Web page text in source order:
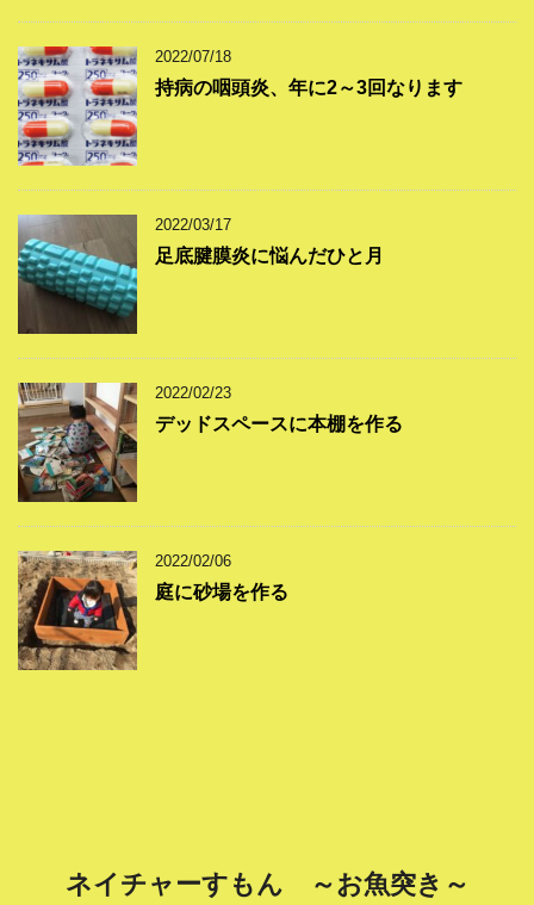
2022/07/18
持病の咽頭炎、年に2～3回なります
2022/03/17
足底腱膜炎に悩んだひと月
2022/02/23
デッドスペースに本棚を作る
2022/02/06
庭に砂場を作る
ネイチャーすもん ～お魚突き～